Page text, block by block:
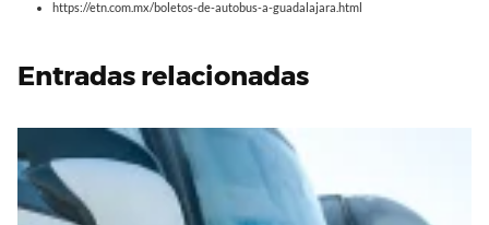
https://etn.com.mx/boletos-de-autobus-a-guadalajara.html
Entradas relacionadas